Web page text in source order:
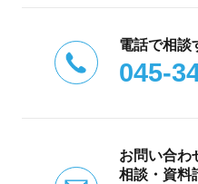
電話で相談
045-
お問い合わ
相談・資料